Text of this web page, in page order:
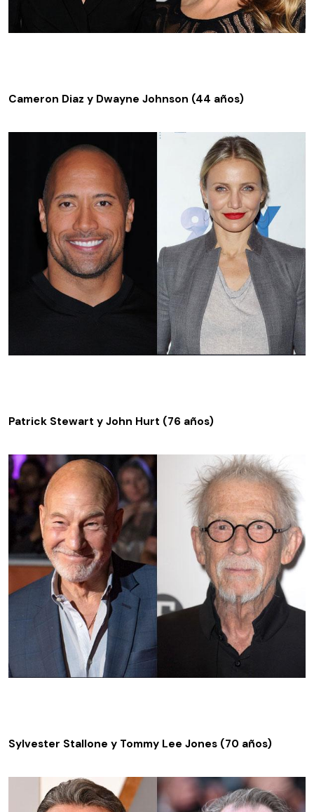
Cameron Diaz y Dwayne Johnson (44 años)
Patrick Stewart y John Hurt (76 años)
Sylvester Stallone y Tommy Lee Jones (70 años)